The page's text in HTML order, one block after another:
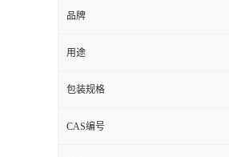
品牌
用途
包装规格
CAS编号